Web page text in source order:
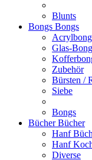
Blunts
Bongs Bongs
Glas-
Zubehör
Bürsten /
Siebe
Bongs
BücherBücher
Hanf
Hanf
Diverse